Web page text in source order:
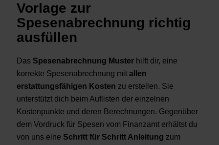
Vorlage zur
Spesenabrechnung richtig
ausfüllen
Das Spesenabrechnung Musterhilft dir, eine
korrekte Spesenabrechnung mit allen
erstattungsfähigen Kosten zu erstellen. Sie
unterstützt dich beim Auflisten der einzelnen
Kostenpunkte und deren Berechnungen. Gegenüber
dem Vordruck für Spesen vom Finanzamt erhältst du
von uns eine Schritt für Schritt Anleitung zum